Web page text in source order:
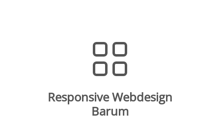
Responsive Webdesign
Barum